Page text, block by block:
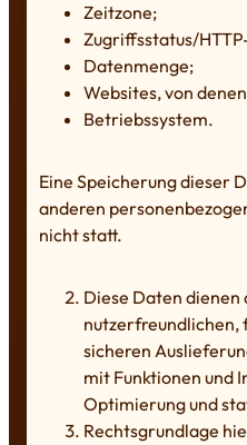
Zeitzone;
Zugriffsstatus/
Datenmenge;
Websites, von
Betriebssystem.
Eine Speicherung dieser
anderen
nicht statt.
Diese Daten dienen
nutzerfreundlichen,
sicheren
mit Funktionen und
Optimierung und
Rechtsgrundlage